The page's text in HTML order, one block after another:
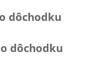
dôchodku
dôchodku